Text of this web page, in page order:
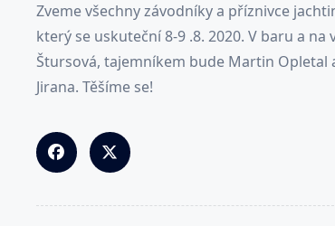
Zveme všechny závodníky a příznivce
který se uskuteční 8-9 .8. 2020. V baru a
Štursová, tajemníkem bude Martin Opletal
Jirana. Těšíme se!